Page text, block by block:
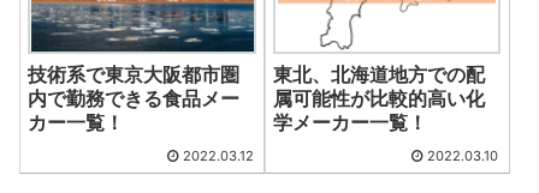
技術系で東京大阪都市圏
内で勤務できる食品メー
カー一覧！
2022.03.12
東北、北海道地方での配
属可能性が比較的高い化
学メーカー一覧！
2022.03.10